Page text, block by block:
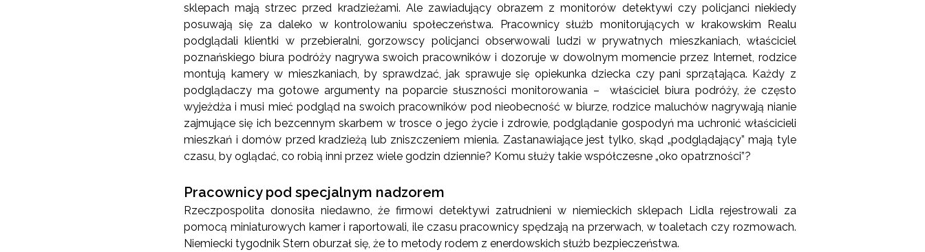
sklepach mają strzec przed kradzieżami. Ale zawiadujący obrazem z monitorów detektywi czy policjanci niekiedy
posuwają się za daleko w kontrolowaniu społeczeństwa. Pracownicy służb monitorujących w krakowskim Realu
podglądali klientki w przebieralni, gorzowscy policjanci obserwowali ludzi w prywatnych mieszkaniach, właściciel
poznańskiego biura podróży nagrywa swoich pracowników i dozoruje w dowolnym momencie przez Internet, rodzice
montują kamery w mieszkaniach, by sprawdzać, jak sprawuje się opiekunka dziecka czy pani sprzątająca. Każdy z
podglądaczy ma gotowe argumenty na poparcie słuszności monitorowania – właściciel biura podróży, że często
wyjeżdża i musi mieć podgląd na swoich pracowników pod nieobecność w biurze, rodzice maluchów nagrywają nianie
zajmujące się ich bezcennym skarbem w trosce o jego życie i zdrowie, podglądanie gospodyń ma uchronić właścicieli
mieszkań i domów przed kradzieżą lub zniszczeniem mienia. Zastanawiające jest tylko, skąd „podglądający” mają tyle
czasu, by oglądać, co robią inni przez wiele godzin dziennie? Komu służy takie współczesne „oko opatrzności”?
Pracownicy pod specjalnym nadzorem
Rzeczpospolita donosiła niedawno, że firmowi detektywi zatrudnieni w niemieckich sklepach Lidla rejestrowali za
pomocą miniaturowych kamer i raportowali, ile czasu pracownicy spędzają na przerwach, w toaletach czy rozmowach.
Niemiecki tygodnik Stern oburzał się, że to metody rodem z enerdowskich służb bezpieczeństwa.